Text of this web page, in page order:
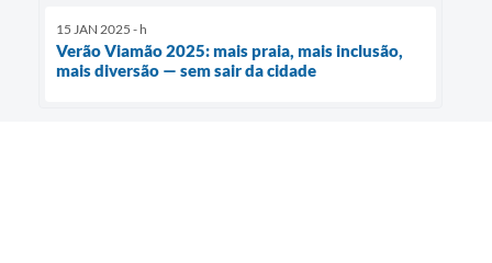
15 JAN 2025 - h
Verão Viamão 2025: mais praia, mais inclusão,
mais diversão — sem sair da cidade